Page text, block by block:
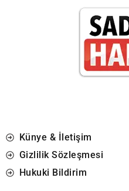
Künye & İletişim
Gizlilik Sözleşmesi
Hukuki Bildirim